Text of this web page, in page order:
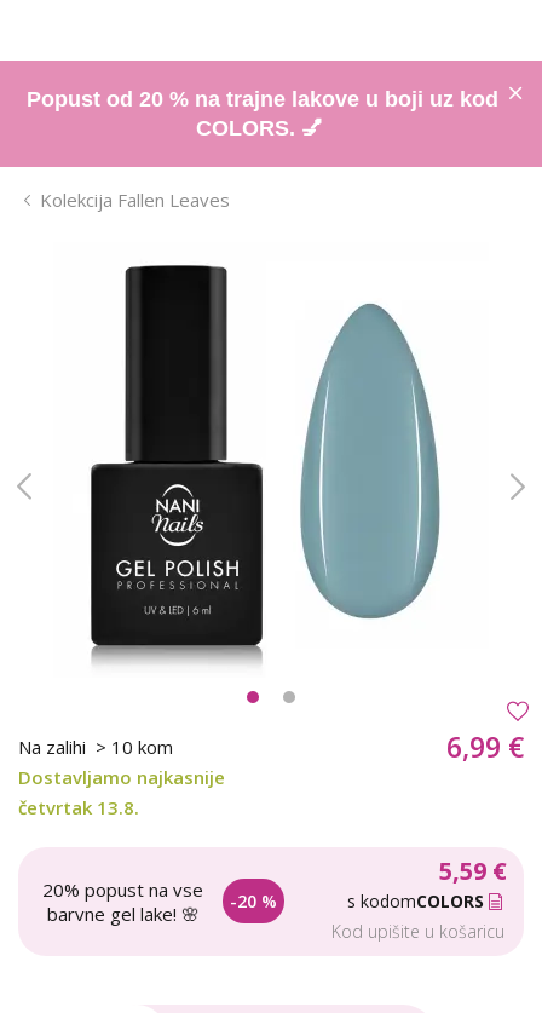
Popust od 20 % na trajne lakove u boji uz kod
COLORS. 💅
Kolekcija Fallen Leaves
Na zalihi > 10 kom
Dostavljamo najkasnije
četvrtak 13.8.
6,99 €
20% popust na vse
barvne gel lake! 🌸
-20 %
5,59 €
s kodomCOLORS
Kod upišite u košaricu